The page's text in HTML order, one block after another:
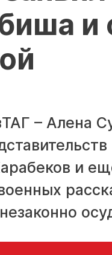
и
– Алена
и